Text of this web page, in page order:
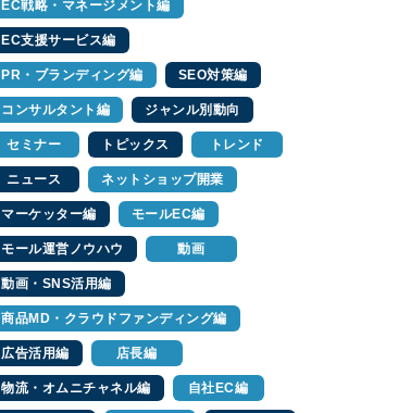
EC戦略・マネージメント編
EC支援サービス編
PR・ブランディング編 SEO対策編
コンサルタント編 ジャンル別動向
セミナー トピックス トレンド
ニュース ネットショップ開業
マーケッター編 モールEC編
モール運営ノウハウ 動画
動画・SNS活用編
商品MD・クラウドファンディング編
広告活用編 店長編
物流・オムニチャネル編 自社EC編